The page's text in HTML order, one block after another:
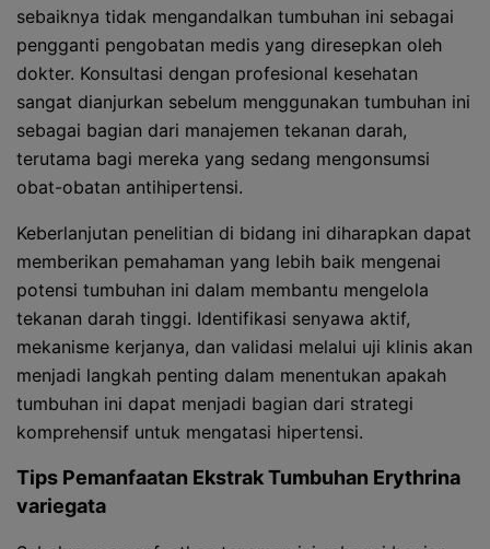
sebaiknya tidak mengandalkan tumbuhan ini sebagai
pengganti pengobatan medis yang diresepkan oleh
dokter. Konsultasi dengan profesional kesehatan
sangat dianjurkan sebelum menggunakan tumbuhan ini
sebagai bagian dari manajemen tekanan darah,
terutama bagi mereka yang sedang mengonsumsi
obat-obatan antihipertensi.
Keberlanjutan penelitian di bidang ini diharapkan dapat
memberikan pemahaman yang lebih baik mengenai
potensi tumbuhan ini dalam membantu mengelola
tekanan darah tinggi. Identifikasi senyawa aktif,
mekanisme kerjanya, dan validasi melalui uji klinis akan
menjadi langkah penting dalam menentukan apakah
tumbuhan ini dapat menjadi bagian dari strategi
komprehensif untuk mengatasi hipertensi.
Tips Pemanfaatan Ekstrak Tumbuhan Erythrina
variegata